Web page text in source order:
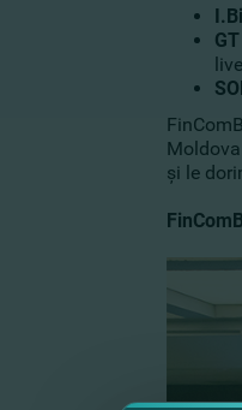
şi le